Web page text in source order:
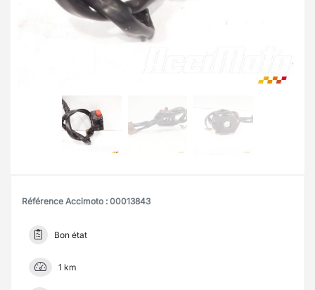
Référence Accimoto : 00013843
Bon état
1 km